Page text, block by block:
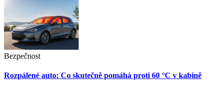
Bezpečnost
Rozpálené auto: Co skutečně pomáhá proti 60 °C v kabině